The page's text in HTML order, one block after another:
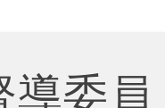
委員